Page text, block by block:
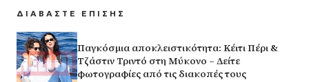
ΔΙΑΒΑΣΤΕ ΕΠΙΣΗΣ
Παγκόσμια αποκλειστικότητα: Κέιτι Πέρι &
Τζάστιν Τριντό στη Μύκονο – Δείτε
φωτογραφίες από τις διακοπές τους